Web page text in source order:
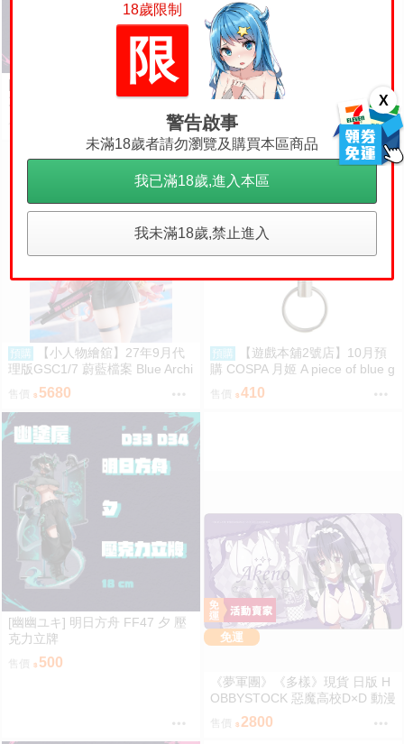
X
[幽幽ユキ] 終末地 FF47 祀 壓克
力立吊飾
日版Alien Stage異星舞台同人誌-
盧卡賢雅/Rots【Phosphenes】
售價
預購
【小人物繪舘】27年9月代
理版GSC1/7 蔚藍檔案 Blue Archi
ve 綺羅羅 PVC完成品
售價 5680
預購
【遊戲本舖2號店】10月預
購 COSPA 月姬 A piece of blue g
lass moon 貓Arc 伸縮拉繩鑰匙圈
0822
售價 410
[幽幽ユキ] 明日方舟 FF47 夕 壓
克力立牌
售價 500
免運
《夢軍團》《多樣》現貨 日版 H
OBBYSTOCK 惡魔高校D×D 動漫
桌墊 卡墊 姬島朱乃
2800
18歲限制
限
警告啟事
未滿18歲者請勿瀏覽及購買本區商品
我已滿18歲,進入本區
我未滿18歲,禁止進入